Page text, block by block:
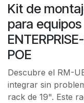
Kit de
para
POE
Descubre el RM-
integrar sin
rack de 19". Este